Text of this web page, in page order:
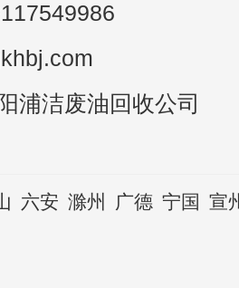
浦洁废油回收公司
六安 滁州 广德 宁国 宣